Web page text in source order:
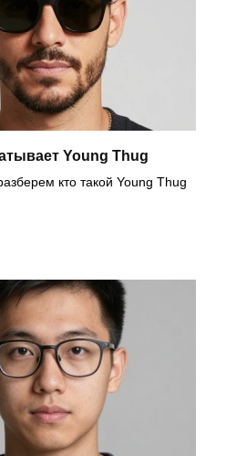
Young Thug
кто такой Young Thug